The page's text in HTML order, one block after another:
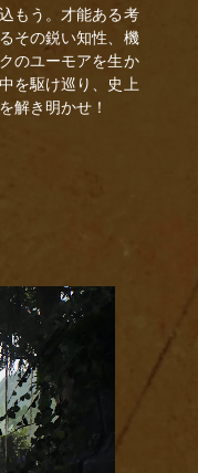
もう。才能ある考
その鋭い知性、機
のユーモアを生か
を駆け巡り、史上
解き明かせ！